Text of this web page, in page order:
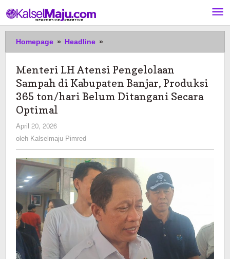
ke
konten
Homepage » Headline »
LH
Atensi
Pengelolaan
Sampah
di
ton/hari
Belum
Ditangani
Secara
Optimal
Menteri LH Atensi Pengelolaan
Sampah di Kabupaten Banjar, Produksi
365 ton/hari Belum Ditangani Secara
Optimal
April 20, 2026
Kalselmaju
Pimred
oleh Kalselmaju Pimred